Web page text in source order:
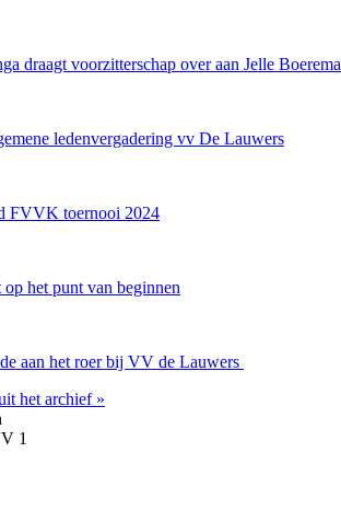
draagt voorzitterschap over aan Jelle Boerema
ledenvergadering vv De Lauwers
FVVK toernooi 2024
op het punt van beginnen
aan het roer bij VV de Lauwers
het archief »
1